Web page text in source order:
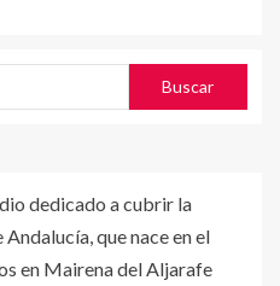
dedicado a cubrir la
que nace en el
en Mairena del Aljarafe